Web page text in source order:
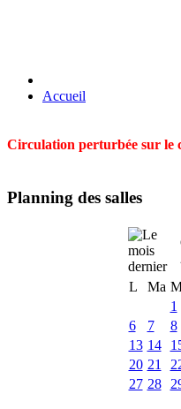
Accueil
Circulation perturbée sur le
Planning des salles
L
Ma
1
6
7 8
13 14
20 21
27 28